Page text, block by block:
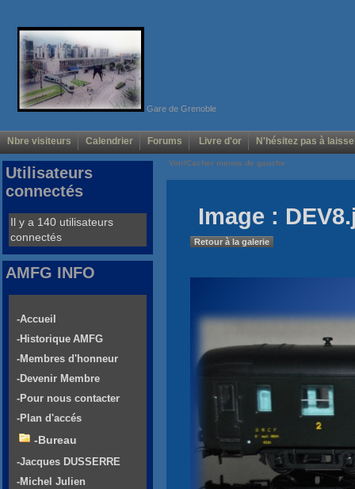
Gare de Grenoble
Nbre visiteurs Calendrier Forums Livre d'or N'hésitez pas à
Voir/Cacher menus de gauche
Image :
Retour à la galerie
Utilisateurs
connectés
Il y a 140 utilisateurs
connectés
AMFG INFO
-Accueil
-Historique AMFG
-Membres d'honneur
-Devenir Membre
-Pour nous contacter
-Plan d'accés
-Bureau
-Jacques DUSSERRE
-Michel Julien